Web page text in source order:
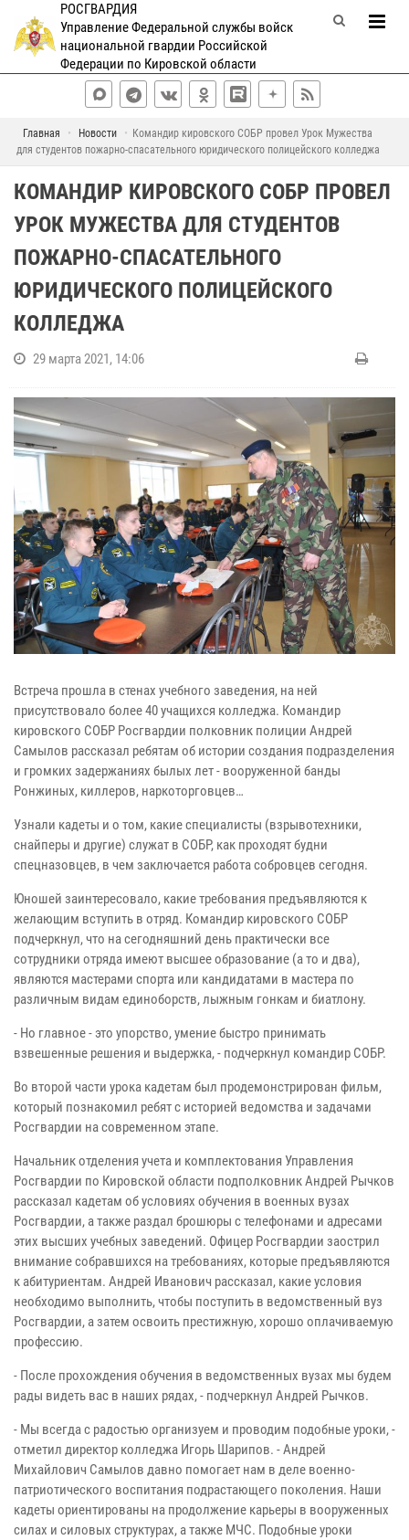
РОСГВАРДИЯ
Управление Федеральной службы войск
национальной гвардии Российской
Федерации по Кировской области
Главная Новости
Командир кировского СОБР провел Урок Мужества
для студентов пожарно-спасательного юридического полицейского колледжа
КОМАНДИР КИРОВСКОГО СОБР ПРОВЕЛ
УРОК МУЖЕСТВА ДЛЯ СТУДЕНТОВ
ПОЖАРНО-СПАСАТЕЛЬНОГО
ЮРИДИЧЕСКОГО ПОЛИЦЕЙСКОГО
КОЛЛЕДЖА
29 марта 2021, 14:06
Встреча прошла в стенах учебного заведения, на ней
присутствовало более 40 учащихся колледжа. Командир
кировского СОБР Росгвардии полковник полиции Андрей
Самылов рассказал ребятам об истории создания подразделения
и громких задержаниях былых лет - вооруженной банды
Ронжиных, киллеров, наркоторговцев…
Узнали кадеты и о том, какие специалисты (взрывотехники,
снайперы и другие) служат в СОБР, как проходят будни
спецназовцев, в чем заключается работа собровцев сегодня.
Юношей заинтересовало, какие требования предъявляются к
желающим вступить в отряд. Командир кировского СОБР
подчеркнул, что на сегодняшний день практически все
сотрудники отряда имеют высшее образование (а то и два),
являются мастерами спорта или кандидатами в мастера по
различным видам единоборств, лыжным гонкам и биатлону.
- Но главное - это упорство, умение быстро принимать
взвешенные решения и выдержка, - подчеркнул командир СОБР.
Во второй части урока кадетам был продемонстрирован фильм,
который познакомил ребят с историей ведомства и задачами
Росгвардии на современном этапе.
Начальник отделения учета и комплектования Управления
Росгвардии по Кировской области подполковник Андрей Рычков
рассказал кадетам об условиях обучения в военных вузах
Росгвардии, а также раздал брошюры с телефонами и адресами
этих высших учебных заведений. Офицер Росгвардии заострил
внимание собравшихся на требованиях, которые предъявляются
к абитуриентам. Андрей Иванович рассказал, какие условия
необходимо выполнить, чтобы поступить в ведомственный вуз
Росгвардии, а затем освоить престижную, хорошо оплачиваемую
профессию.
- После прохождения обучения в ведомственных вузах мы будем
рады видеть вас в наших рядах, - подчеркнул Андрей Рычков.
- Мы всегда с радостью организуем и проводим подобные уроки, -
отметил директор колледжа Игорь Шарипов. - Андрей
Михайлович Самылов давно помогает нам в деле военно-
патриотического воспитания подрастающего поколения. Наши
кадеты ориентированы на продолжение карьеры в вооруженных
силах и силовых структурах, а также МЧС. Подобные уроки